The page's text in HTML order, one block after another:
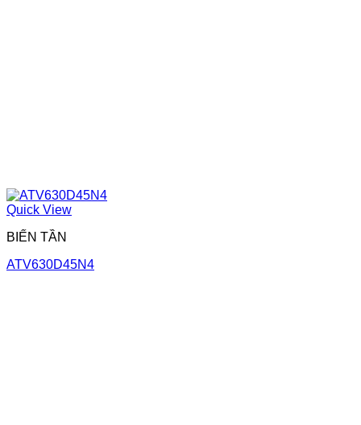
Quick View
BIẾN TẦN
ATV630D45N4